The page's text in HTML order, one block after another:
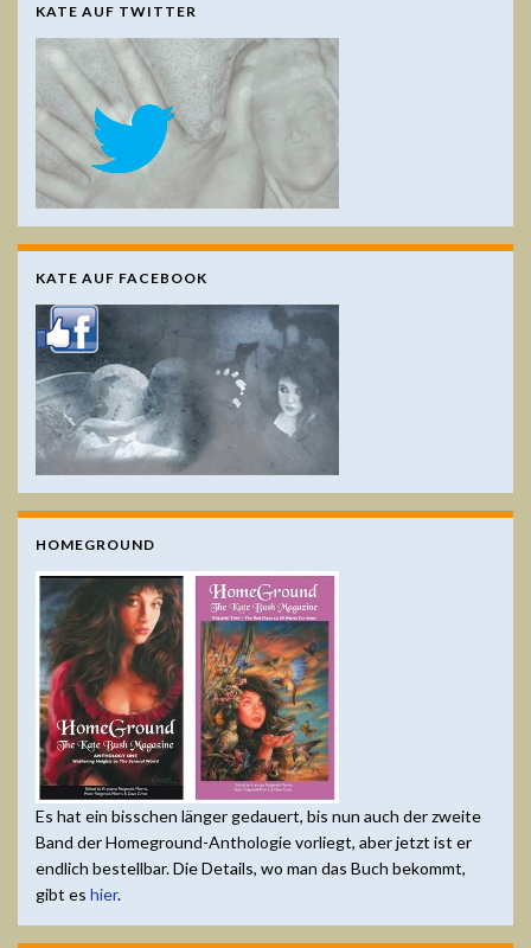
KATE AUF TWITTER
KATE AUF FACEBOOK
HOMEGROUND
Es hat ein bisschen länger gedauert, bis nun auch der zweite
Band der Homeground-Anthologie vorliegt, aber jetzt ist er
endlich bestellbar. Die Details, wo man das Buch bekommt,
gibt es hier.